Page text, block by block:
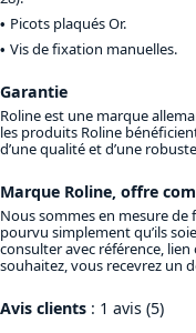
Picots plaqués Or.
Vis de fixation manuelles.
Garantie
Roline est une marque
les produits Roline
d’une qualité et d’une
Marque Roline, offre
Nous sommes en mesure de
pourvu simplement qu’ils
consulter avec référence,
souhaitez, vous recevrez un
Avis clients : 1 avis (5)